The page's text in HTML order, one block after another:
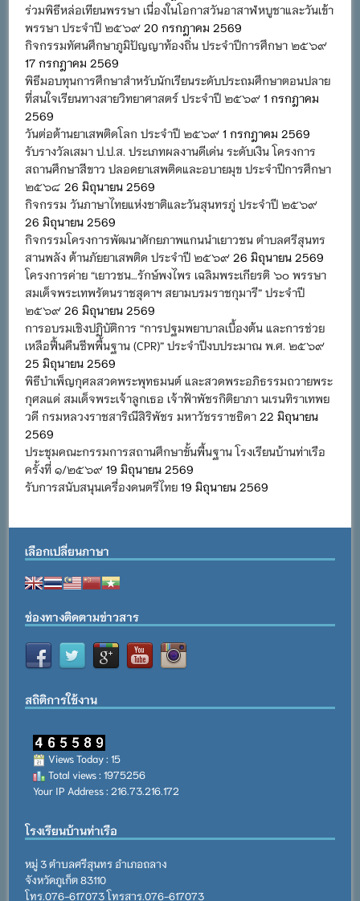
ร่วมพิธีหล่อเทียนพรรษา เนื่องในโอกาสวันอาสาฬหบูชาและวันเข้า
พรรษา ประจำปี ๒๕๖๙ 20 กรกฎาคม 2569
กิจกรรมทัศนศึกษาภูมิปัญญาท้องถิ่น ประจำปีการศึกษา ๒๕๖๙
17 กรกฎาคม 2569
พิธีมอบทุนการศึกษาสำหรับนักเรียนระดับประถมศึกษาตอนปลาย
ที่สนใจเรียนทางสายวิทยาศาสตร์ ประจำปี ๒๕๖๙ 1 กรกฎาคม
2569
วันต่อต้านยาเสพติดโลก ประจำปี ๒๕๖๙ 1 กรกฎาคม 2569
รับรางวัลเสมา ป.ป.ส. ประเภทผลงานดีเด่น ระดับเงิน โครงการ
สถานศึกษาสีขาว ปลอดยาเสพติดและอบายมุข ประจำปีการศึกษา
๒๕๖๘ 26 มิถุนายน 2569
กิจกรรม วันภาษาไทยแห่งชาติและวันสุนทรภู่ ประจำปี ๒๕๖๙
26 มิถุนายน 2569
กิจกรรมโครงการพัฒนาศักยภาพแกนนำเยาวชน ตำบลศรีสุนทร
สานพลัง ต้านภัยยาเสพติด ประจำปี ๒๕๖๙ 26 มิถุนายน 2569
โครงการค่าย “เยาวชน…รักษ์พงไพร เฉลิมพระเกียรติ ๖๐ พรรษา
สมเด็จพระเทพรัตนราชสุดาฯ สยามบรมราชกุมารี” ประจำปี
๒๕๖๙ 26 มิถุนายน 2569
การอบรมเชิงปฏิบัติการ “การปฐมพยาบาลเบื้องต้น และการช่วย
เหลือฟื้นคืนชีพพื้นฐาน (CPR)” ประจำปีงบประมาณ พ.ศ. ๒๕๖๙
25 มิถุนายน 2569
พิธีบำเพ็ญกุศลสวดพระพุทธมนต์ และสวดพระอภิธรรมถวายพระ
กุศลแด่ สมเด็จพระเจ้าลูกเธอ เจ้าฟ้าพัชรกิติยาภา นเรนทิราเทพย
วดี กรมหลวงราชสาริณีสิริพัชร มหาวัชรราชธิดา 22 มิถุนายน
2569
ประชุมคณะกรรมการสถานศึกษาขั้นพื้นฐาน โรงเรียนบ้านท่าเรือ
ครั้งที่ ๑/๒๕๖๙ 19 มิถุนายน 2569
รับการสนับสนุนเครื่องดนตรีไทย 19 มิถุนายน 2569
เลือกเปลี่ยนภาษา
ช่องทางติดตามข่าวสาร
สถิติการใช้งาน
Views Today : 15
Total views : 1975256
Your IP Address : 216.73.216.172
โรงเรียนบ้านท่าเรือ
หมู่ 3 ตำบลศรีสุนทร อำเภอถลาง
จังหวัดภูเก็ต 83110
โทร.076-617073 โทรสาร.076-617073